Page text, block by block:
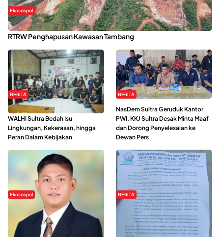
Ekosospol
Kabaena Menanti Kepastian Pemulihan Lingkungan Usai Revisi
RTRW Penghapusan Kawasan Tambang
BERITA
Refleksi Gerakan Perempuan,
WALHI Sultra Bedah Isu
Lingkungan, Kekerasan, hingga
Peran Dalam Kebijakan
BERITA
NasDem Sultra Geruduk Kantor
PWI, KKJ Sultra Desak Minta Maaf
dan Dorong Penyelesaian ke
Dewan Pers
Ekosospol
Slogan Pemberdayaan Lokal
Dinilai Hanya Pemanis, Tokoh
Pemuda Wilalang Kritik Dominasi
BERITA
Hipmawani Bersama DPRD Sultra
Sepakati RDP Perihal IUP
Pertambangan di Pulau Wawonii